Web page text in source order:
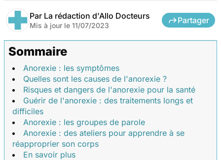
Par La rédaction d'Allo Docteurs
Mis à jour le 11/07/2023
Partager
Sommaire
Anorexie : les symptômes
Quelles sont les causes de l'anorexie ?
Risques et dangers de l'anorexie pour la santé
Guérir de l'anorexie : des traitements longs et
difficiles
Anorexie : les groupes de parole
Anorexie : des ateliers pour apprendre à se
réapproprier son corps
En savoir plus